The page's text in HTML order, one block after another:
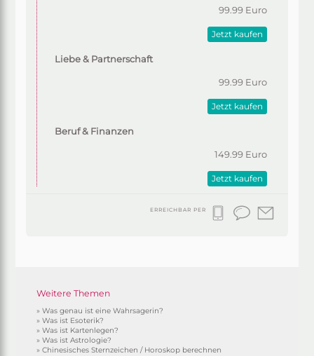
99.99 Euro
Jetzt kaufen
Liebe & Partnerschaft
99.99 Euro
Jetzt kaufen
Beruf & Finanzen
149.99 Euro
Jetzt kaufen
ERREICHBAR PER
Weitere Themen
»Was genau ist eine Wahrsagerin?
»Was ist Esoterik?
»Was ist Kartenlegen?
»Was ist Astrologie?
»Chinesisches Sternzeichen / Horoskop berechnen